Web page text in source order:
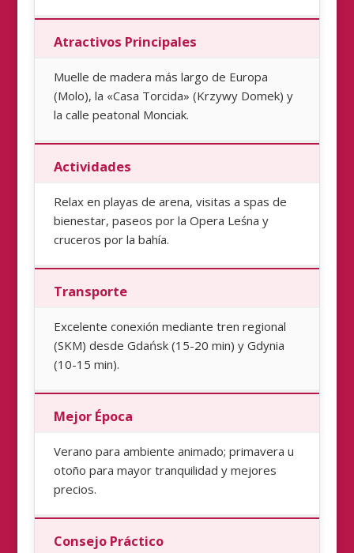
Atractivos Principales
Muelle de madera más largo de Europa
(Molo), la «Casa Torcida» (Krzywy Domek) y
la calle peatonal Monciak.
Actividades
Relax en playas de arena, visitas a spas de
bienestar, paseos por la Opera Leśna y
cruceros por la bahía.
Transporte
Excelente conexión mediante tren regional
(SKM) desde Gdańsk (15-20 min) y Gdynia
(10-15 min).
Mejor Época
Verano para ambiente animado; primavera u
otoño para mayor tranquilidad y mejores
precios.
Consejo Práctico